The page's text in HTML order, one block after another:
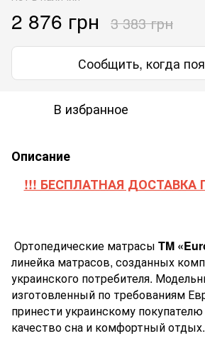
2 876 грн 3 383 грн
Сообщить, когда
В избранное
Описание
!!! БЕСПЛАТНАЯ ДОСТАВКА
Ортопедические матрасы TM «
линейка матрасов, созданных
украинского потребителя.
изготовленный по требованиям
принести украинскому
качество сна и комфортный отдых.